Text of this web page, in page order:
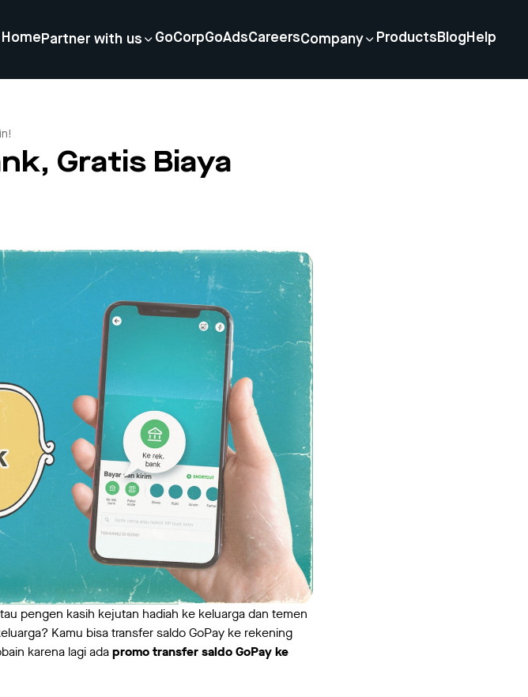
Home Partner with us GoCorpGoAdsCareersCompany Products Blog Help
Gratis Biaya
pengen kasih kejutan hadiah ke keluarga dan temen
Kamu bisa transfer saldo GoPay ke rekening
karena lagi adapromo transfer saldo GoPay ke